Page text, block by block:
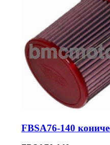
FBSA76-140